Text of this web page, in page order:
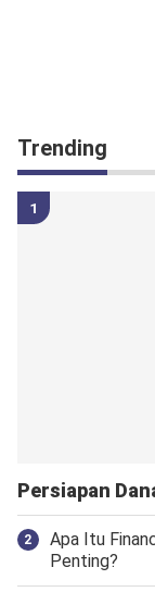
Trending
Persiapan
Apa Itu
Penting?